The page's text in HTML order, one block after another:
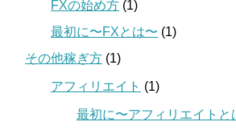
FXの始め方 (1)
最初に〜FXとは〜 (1)
その他稼ぎ方 (1)
アフィリエイト (1)
最初に〜アフィリエイトと